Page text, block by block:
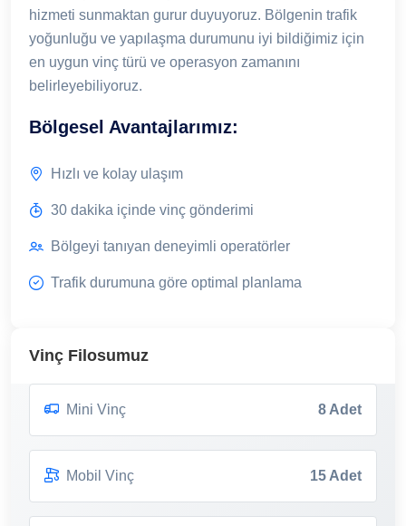
hizmeti sunmaktan gurur duyuyoruz. Bölgenin trafik
yoğunluğu ve yapılaşma durumunu iyi bildiğimiz için
en uygun vinç türü ve operasyon zamanını
belirleyebiliyoruz.
Bölgesel Avantajlarımız:
Hızlı ve kolay ulaşım
30 dakika içinde vinç gönderimi
Bölgeyi tanıyan deneyimli operatörler
Trafik durumuna göre optimal planlama
Vinç Filosumuz
Mini Vinç 8 Adet
Mobil Vinç 15 Adet